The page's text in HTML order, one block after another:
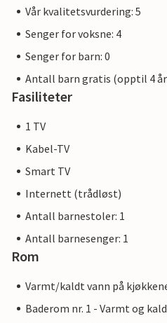
Vår kvalitetsvurdering: 5
Senger for voksne: 4
Senger for barn: 0
Antall barn gratis (opptil 4
Fasiliteter
1 TV
Kabel-TV
Smart TV
Internett (trådløst)
Antall barnestoler: 1
Antall barnesenger: 1
Rom
Varmt/kaldt vann på
Baderom nr. 1 - Varmt og